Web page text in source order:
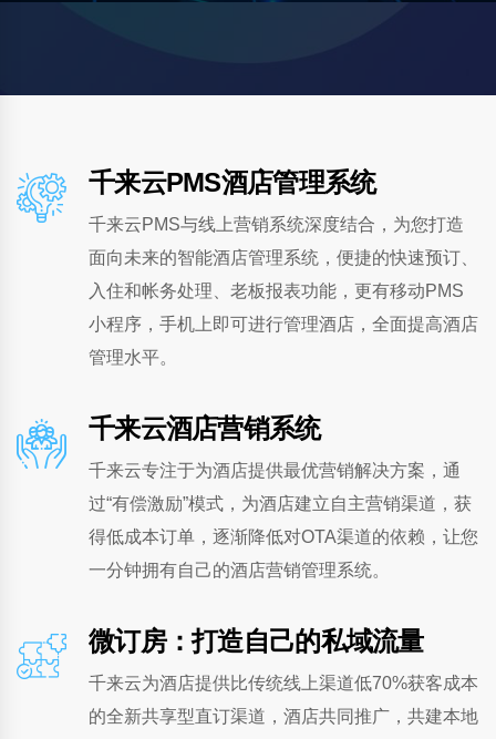
千来云PMS
可买断的酒店云管理系统
全功能开放、不限房间数(买断)、免费门锁对
联系我们 查看产品
千来云PMS酒店管理系统
千来云PMS与线上营销系统深度结合，为您打造
面向未来的智能酒店管理系统，便捷的快速预订、
入住和帐务处理、老板报表功能，更有移动PMS
小程序，手机上即可进行管理酒店，全面提高酒店
管理水平。
千来云酒店营销系统
千来云专注于为酒店提供最优营销解决方案，通
过“有偿激励”模式，为酒店建立自主营销渠道，获
得低成本订单，逐渐降低对OTA渠道的依赖，让您
一分钟拥有自己的酒店营销管理系统。
微订房：打造自己的私域流量
千来云为酒店提供比传统线上渠道低70%获客成本
的全新共享型直订渠道，酒店共同推广，共建本地